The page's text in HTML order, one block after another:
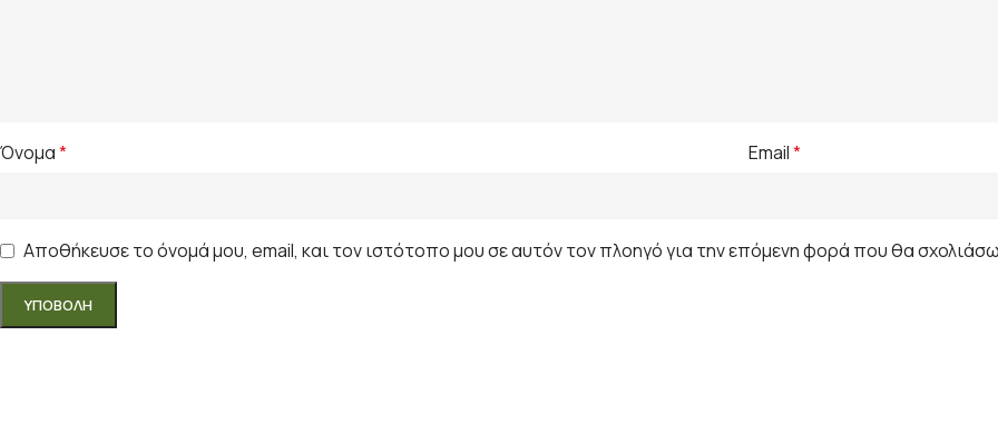
Όνομα* Email*
Αποθήκευσε το όνομά μου, email, και τον ιστότοπο μου σε αυτόν τον πλοηγό για την επόμενη φορά που θα